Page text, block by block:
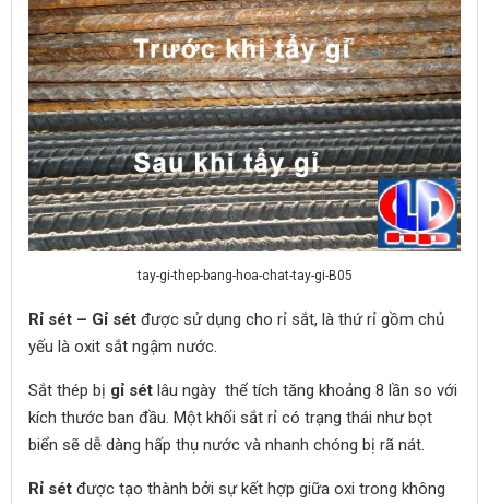
tay-gi-thep-bang-hoa-chat-tay-gi-B05
Rỉ sét – Gỉ sét được sử dụng cho rỉ sắt, là thứ rỉ gồm chủ
yếu là oxit sắt ngậm nước.
Sắt thép bị gỉ sét lâu ngày thể tích tăng khoảng 8 lần so với
kích thước ban đầu. Một khối sắt rỉ có trạng thái như bọt
biển sẽ dễ dàng hấp thụ nước và nhanh chóng bị rã nát.
Rỉ sét được tạo thành bởi sự kết hợp giữa oxi trong không